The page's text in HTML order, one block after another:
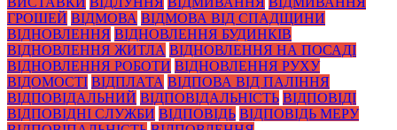
ГРОШЕЙ ВІДМОВА ВІДМОВА ВІД СПАДЩИНИ
ВІДНОВЛЕННЯ ВІДНОВЛЕННЯ БУДИНКІВ
ВІДНОВЛЕННЯ ЖИТЛА ВІДНОВЛЕННЯ НА ПОСАДІ
ВІДНОВЛЕННЯ РОБОТИ ВІДНОВЛЕННЯ РУХУ
ВІДОМОСТІ ВІДПЛАТА ВІДПОВА ВІД ПАЛІННЯ
ВІДПОВІДАЛЬНИЙ ВІДПОВІДАЛЬНІСТЬ ВІДПОВІДІ
ВІДПОВІДНІ СЛУЖБИ ВІДПОВІДЬ ВІДПОВІДЬ МЕРУ